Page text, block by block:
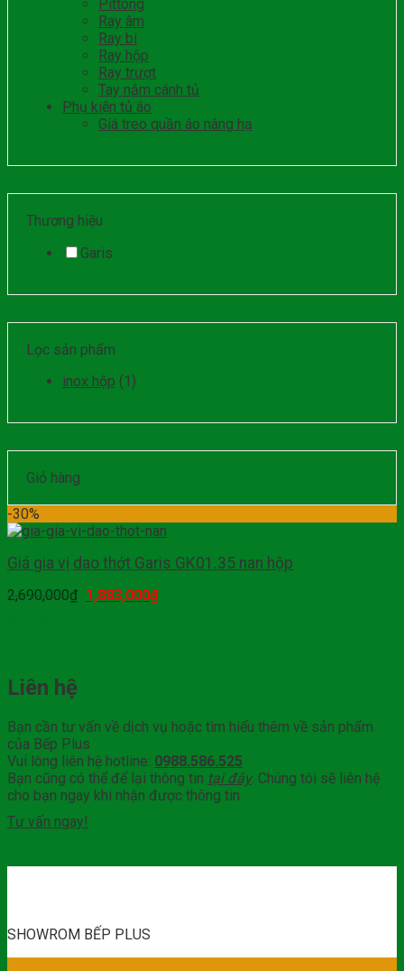
Pittong
Ray âm
Ray bi
Ray hộp
Ray trượt
Tay nắm cánh tủ
Phụ kiện tủ áo
Giá treo quần áo nâng hạ
Thương hiệu
Garis
Lọc sản phẩm
inox hộp (1)
Giỏ hàng
-30%
Giá gia vị dao thớt Garis GK01.35 nan hộp
2,690,000₫ 1,883,000₫
Liên hệ
Bạn cần tư vấn về dịch vụ hoặc tìm hiểu thêm về sản phẩm
của Bếp Plus
Vui lòng liên hệ hotline: 0988.586.525
Bạn cũng có thể để lại thông tin tại đây. Chúng tôi sẽ liên hệ
cho bạn ngay khi nhận được thông tin
Tư vấn ngay!
SHOWROM BẾP PLUS